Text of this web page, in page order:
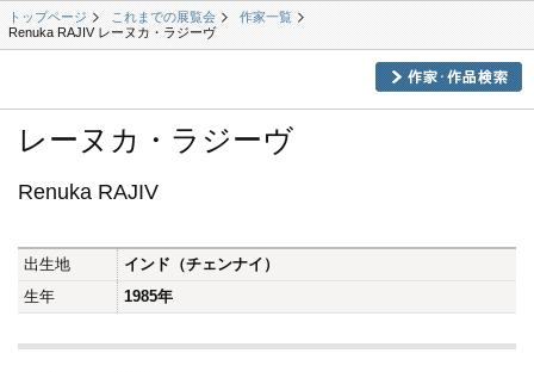
トップページ これまでの展覧会
作家一覧
Renuka RAJIV レーヌカ・ラジーヴ
レーヌカ・ラジーヴ
Renuka RAJIV
出生地
インド（チェンナイ）
生年
1985年